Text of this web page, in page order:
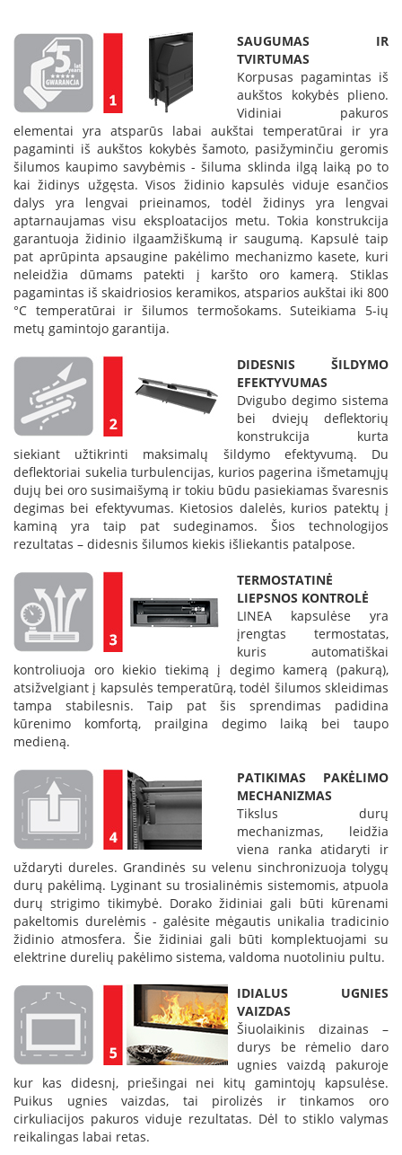
a
a
k
i
a
i
i
r
į
r
a
n
g
a
K
r
š
o
o
r
o
v
e
n
l
i
a
t
o
r
i
a
i
L
a
n
s
t
ū
s
o
r
t
a
a
S
t
a
č
i
SAUGUMAS IR
TVIRTUMAS
Korpusas pagamintas iš
aukštos kokybės plieno.
Vidiniai pakuros
elementai yra atsparūs labai aukštai temperatūrai ir yra
pagaminti iš aukštos kokybės šamoto, pasižyminčiu geromis
šilumos kaupimo savybėmis - šiluma sklinda ilgą laiką po to
kai židinys užgęsta. Visos židinio kapsulės viduje esančios
dalys yra lengvai prieinamos, todėl židinys yra lengvai
aptarnaujamas visu eksploatacijos metu. Tokia konstrukcija
garantuoja židinio ilgaamžiškumą ir saugumą. Kapsulė taip
pat aprūpinta apsaugine pakėlimo mechanizmo kasete, kuri
neleidžia dūmams patekti į karšto oro kamerą. Stiklas
pagamintas iš skaidriosios keramikos, atsparios aukštai iki 800
°C temperatūrai ir šilumos termošokams. Suteikiama 5-ių
metų gamintojo garantija.
DIDESNIS ŠILDYMO
EFEKTYVUMAS
Dvigubo degimo sistema
bei dviejų deflektorių
konstrukcija kurta
siekiant užtikrinti maksimalų šildymo efektyvumą. Du
deflektoriai sukelia turbulencijas, kurios pagerina išmetamųjų
dujų bei oro susimaišymą ir tokiu būdu pasiekiamas švaresnis
degimas bei efektyvumas. Kietosios dalelės, kurios patektų į
kaminą yra taip pat sudeginamos. Šios technologijos
rezultatas – didesnis šilumos kiekis išliekantis patalpose.
TERMOSTATINĖ
LIEPSNOS KONTROLĖ
LINEA kapsulėse yra
įrengtas termostatas,
kuris automatiškai
kontroliuoja oro kiekio tiekimą į degimo kamerą (pakurą),
atsižvelgiant į kapsulės temperatūrą, todėl šilumos skleidimas
tampa stabilesnis. Taip pat šis sprendimas padidina
kūrenimo komfortą, prailgina degimo laiką bei taupo
medieną.
PATIKIMAS PAKĖLIMO
MECHANIZMAS
Tikslus durų
mechanizmas, leidžia
viena ranka atidaryti ir
uždaryti dureles. Grandinės su velenu sinchronizuoja tolygų
durų pakėlimą. Lyginant su trosialinėmis sistemomis, atpuola
durų strigimo tikimybė. Dorako židiniai gali būti kūrenami
pakeltomis durelėmis - galėsite mėgautis unikalia tradicinio
židinio atmosfera. Šie židiniai gali būti komplektuojami su
elektrine durelių pakėlimo sistema, valdoma nuotoliniu pultu.
IDIALUS UGNIES
VAIZDAS
Šiuolaikinis dizainas –
durys be rėmelio daro
ugnies vaizdą pakuroje
kur kas didesnį, priešingai nei kitų gamintojų kapsulėse.
Puikus ugnies vaizdas, tai pirolizės ir tinkamos oro
cirkuliacijos pakuros viduje rezultatas. Dėl to stiklo valymas
reikalingas labai retas.